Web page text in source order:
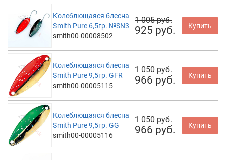
Колеблющаяся блесна
Smith Pure 6,5гр. №SN3
smith00-00008502
1 005 руб.
925 руб. Купить
Колеблющаяся блесна
Smith Pure 9,5гр. GFR
smith00-00005115
1 050 руб.
966 руб. Купить
Колеблющаяся блесна
Smith Pure 9,5гр. GG
smith00-00005116
1 050 руб.
966 руб. Купить